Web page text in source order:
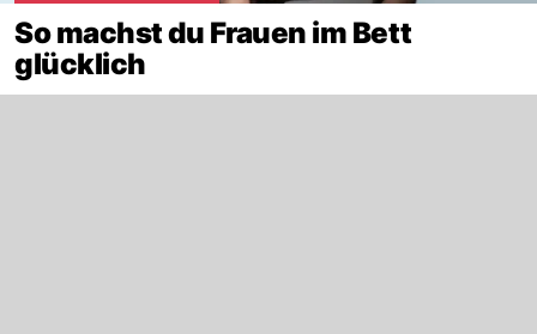
So machst du Frauen im Bett
glücklich